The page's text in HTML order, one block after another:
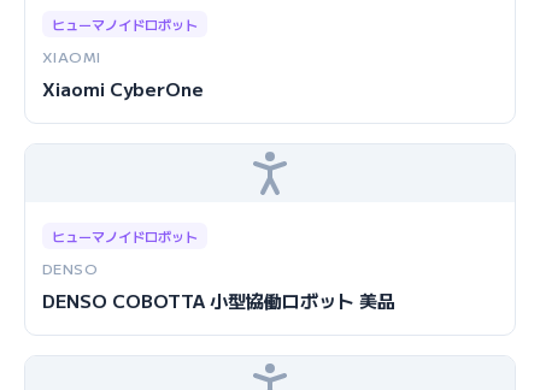
ヒューマノイドロボット
XIAOMI
Xiaomi CyberOne
ヒューマノイドロボット
DENSO
DENSO COBOTTA 小型協働ロボット 美品